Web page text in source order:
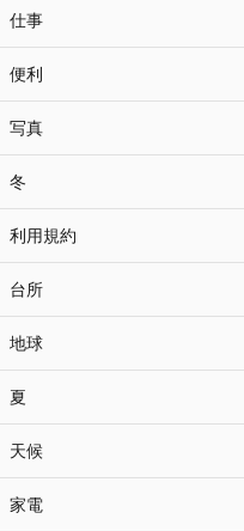
仕事
便利
写真
冬
利用規約
台所
地球
夏
天候
家電